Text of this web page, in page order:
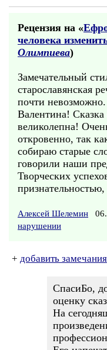
Рецензия на «
человека
Олимпиева)
Замечательный
старославянская
почти
Валентина! Сказка
великолепна!
откровенно, так
собираю старые
говорили наши
Творческих
признательностью,
Алексей Шелемин
нарушении
+ добавить замечания
СпасиБо,
оценку
На